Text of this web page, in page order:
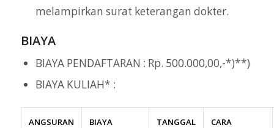
melampirkan surat keterangan dokter.
BIAYA
BIAYA PENDAFTARAN : Rp. 500.000,00,-*)**)
BIAYA KULIAH* :
ANGSURAN BIAYA
TANGGAL
CARA